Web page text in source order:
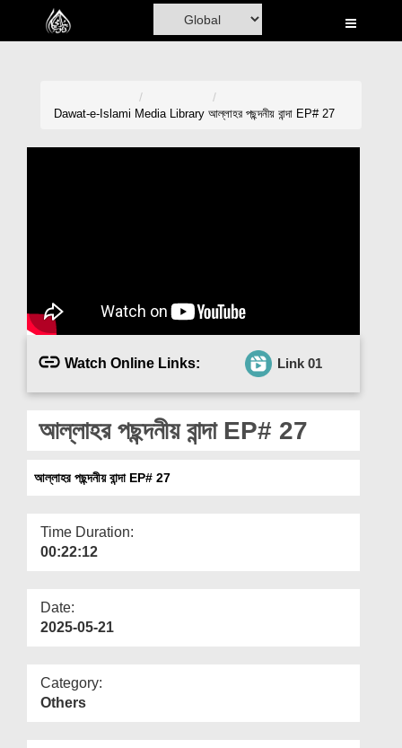
Home
Blog
Magazine
Our Websites
More
Dawat-e-Islami Media Library আল্লাহর পছন্দনীয় বান্দা EP# 27
Watch Online Links: Link 01
আল্লাহর পছন্দনীয় বান্দা EP# 27
আল্লাহর পছন্দনীয় বান্দা EP# 27
Time Duration:
00:22:12
Date:
2025-05-21
Category:
Others